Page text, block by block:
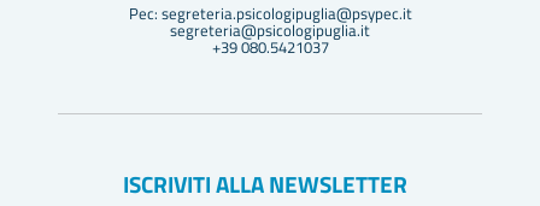
Pec: segreteria.psicologipuglia@psypec.it
segreteria@psicologipuglia.it
+39 080.5421037
ISCRIVITI ALLA NEWSLETTER